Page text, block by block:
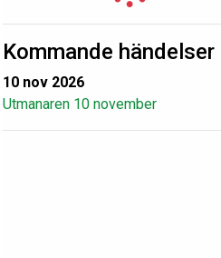
Kommande händelser
10 nov 2026
Utmanaren 10 november